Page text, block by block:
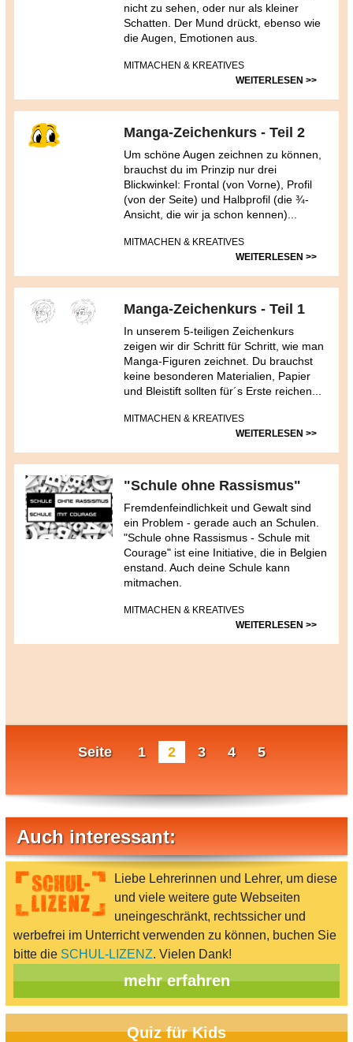
nicht zu sehen, oder nur als kleiner
Schatten. Der Mund drückt, ebenso wie
die Augen, Emotionen aus.
MITMACHEN & KREATIVES
WEITERLESEN >>
Manga-Zeichenkurs - Teil 2
Um schöne Augen zeichnen zu können,
brauchst du im Prinzip nur drei
Blickwinkel: Frontal (von Vorne), Profil
(von der Seite) und Halbprofil (die ¾-
Ansicht, die wir ja schon kennen)...
MITMACHEN & KREATIVES
WEITERLESEN >>
Manga-Zeichenkurs - Teil 1
In unserem 5-teiligen Zeichenkurs
zeigen wir dir Schritt für Schritt, wie man
Manga-Figuren zeichnet. Du brauchst
keine besonderen Materialien, Papier
und Bleistift sollten für´s Erste reichen...
MITMACHEN & KREATIVES
WEITERLESEN >>
"Schule ohne Rassismus"
Fremdenfeindlichkeit und Gewalt sind
ein Problem - gerade auch an Schulen.
"Schule ohne Rassismus - Schule mit
Courage" ist eine Initiative, die in Belgien
enstand. Auch deine Schule kann
mitmachen.
MITMACHEN & KREATIVES
WEITERLESEN >>
Seite 1 2 3 4 5
Auch interessant:
Liebe Lehrerinnen und Lehrer, um diese
und viele weitere gute Webseiten
uneingeschränkt, rechtssicher und
werbefrei im Unterricht verwenden zu können, buchen Sie
bitte die SCHUL-LIZENZ. Vielen Dank!
mehr erfahren
Quiz für Kids